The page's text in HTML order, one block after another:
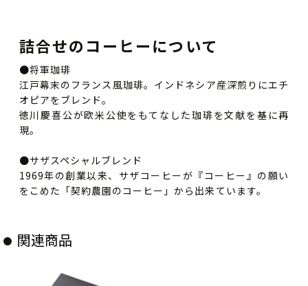
詰合せのコーヒーについて
●将軍珈琲
江戸幕末のフランス風珈琲。インドネシア産深煎りにエチ
オピアをブレンド。
徳川慶喜公が欧米公使をもてなした珈琲を文献を基に再
現。
●サザスペシャルブレンド
1969年の創業以来、サザコーヒーが『コーヒー』の願い
をこめた「契約農園のコーヒー」から出来ています。
関連商品